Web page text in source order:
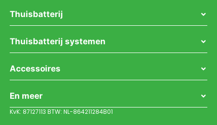
Thuisbatterij
Thuisbatterij systemen
Accessoires
En meer
KvK: 87127113 BTW: NL-864211284B01